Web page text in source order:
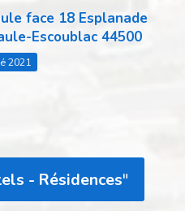
face 18 Esplanade
Escoublac 44500
2021
- Résidences"